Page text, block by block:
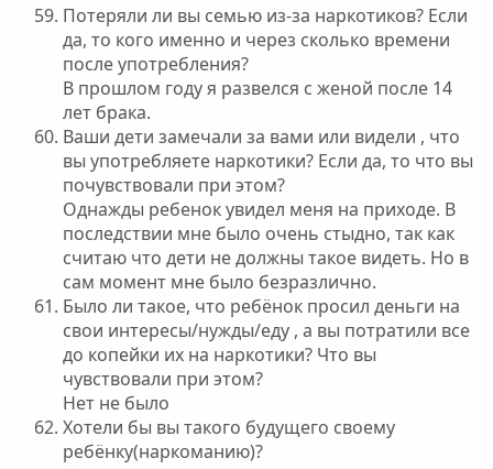
Потеряли ли вы семью из-за наркотиков? Если
да, то кого именно и через сколько времени
после употребления?
В прошлом году я развелся с женой после 14
лет брака.
Ваши дети замечали за вами или видели , что
вы употребляете наркотики? Если да, то что вы
почувствовали при этом?
Однажды ребенок увидел меня на приходе. В
последствии мне было очень стыдно, так как
считаю что дети не должны такое видеть. Но в
сам момент мне было безразлично.
Было ли такое, что ребёнок просил деньги на
свои интересы/нужды/еду , а вы потратили все
до копейки их на наркотики? Что вы
чувствовали при этом?
Нет не было
Хотели бы вы такого будущего своему
ребёнку(наркоманию)?